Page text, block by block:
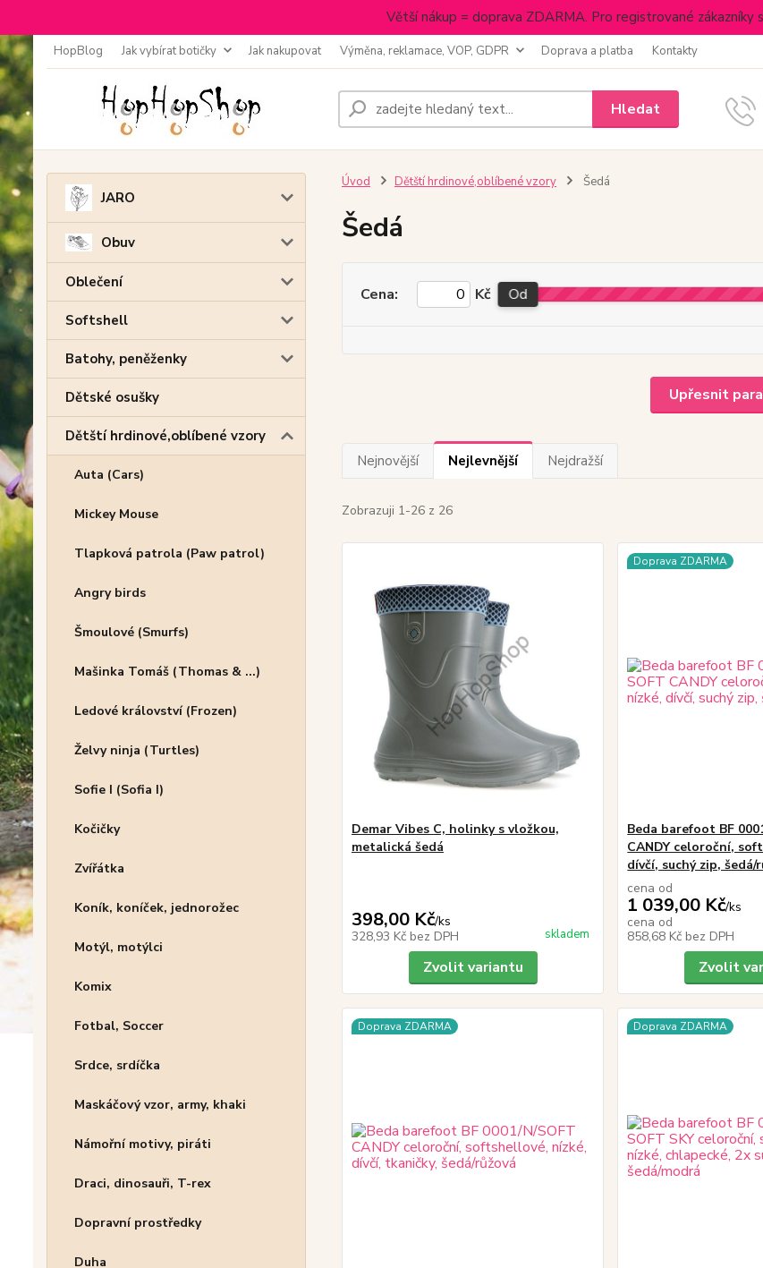
Větší nákup = doprava ZDARMA. Pro registrované zákazníky
HopBlog Jak vybírat botičky Jak nakupovat Výměna, reklamace, VOP, GDPR Doprava a platba Kontakty
Hledat
JARO
Obuv
Oblečení
Softshell
Batohy, peněženky
Dětské osušky
Dětští hrdinové,oblíbené vzory
Auta (Cars)
Mickey Mouse
Tlapková patrola (Paw patrol)
Angry birds
Šmoulové (Smurfs)
Mašinka Tomáš (Thomas & ...)
Ledové království (Frozen)
Želvy ninja (Turtles)
Sofie I (Sofia I)
Kočičky
Zvířátka
Koník, koníček, jednorožec
Motýl, motýlci
Komix
Fotbal, Soccer
Srdce, srdíčka
Maskáčový vzor, army, khaki
Námořní motivy, piráti
Draci, dinosauři, T-rex
Dopravní prostředky
Duha
Úvod Dětští hrdinové,oblíbené vzory Šedá
Šedá
Upřesnit
Cena: Kč Od
Nejnovější Nejlevnější Nejdražší
Zobrazuji 1-26 z 26
Demar Vibes C, holinky s vložkou,
metalická šedá
398,00 Kč/ks
328,93 Kč bez DPH skladem
Zvolit variantu
Doprava ZDARMA
Beda barefoot BF
CANDY celoroční,
dívčí, suchý zip, šedá/
cena od
1 039,00 Kč/ks
cena od
858,68 Kč bez DPH
Zvolit
Doprava ZDARMA Doprava ZDARMA